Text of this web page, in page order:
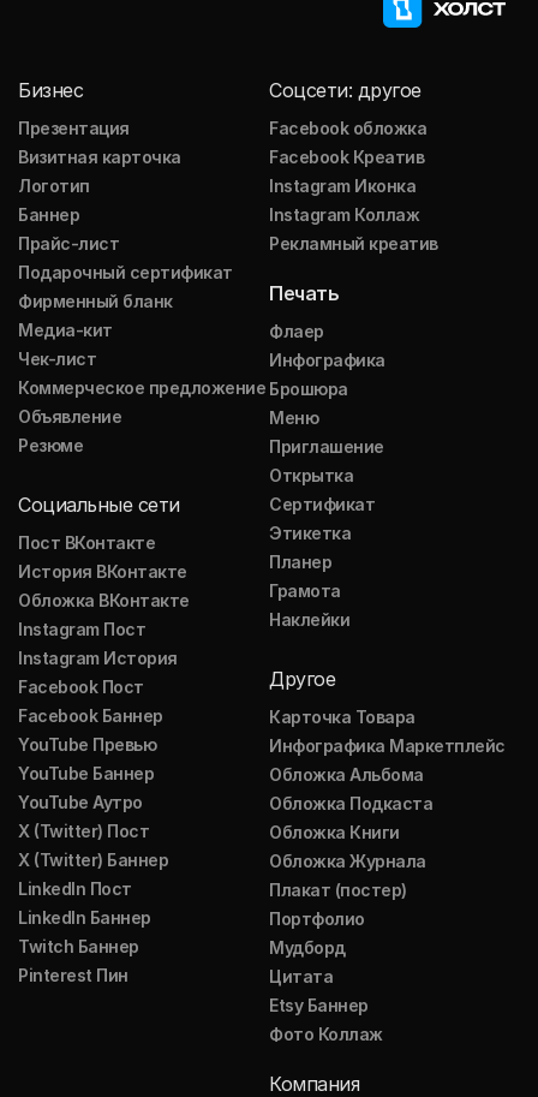
Бизнес
Презентация
Визитная карточка
Логотип
Баннер
Прайс-лист
Подарочный сертификат
Фирменный бланк
Медиа-кит
Чек-лист
Коммерческое предложение
Объявление
Резюме
Социальные сети
Пост ВКонтакте
История ВКонтакте
Обложка ВКонтакте
Instagram Пост
Instagram История
Facebook Пост
Facebook Баннер
YouTube Превью
YouTube Баннер
YouTube Аутро
X (Twitter) Пост
X (Twitter) Баннер
LinkedIn Пост
LinkedIn Баннер
Twitch Баннер
Pinterest Пин
Соцсети: другое
Facebook обложка
Facebook Креатив
Instagram Иконка
Instagram Коллаж
Рекламный креатив
Печать
Флаер
Инфографика
Брошюра
Меню
Приглашение
Открытка
Сертификат
Этикетка
Планер
Грамота
Наклейки
Другое
Карточка Товара
Инфографика Маркетплейс
Обложка Альбома
Обложка Подкаста
Обложка Книги
Обложка Журнала
Плакат (постер)
Портфолио
Мудборд
Цитата
Etsy Баннер
Фото Коллаж
Компания